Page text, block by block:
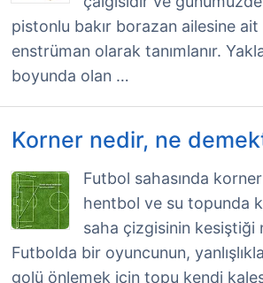
pistonlu bakır borazan ailesine
enstrüman olarak tanımlanır.
boyunda olan …
Korner nedir, ne
Futbol sahasında
hentbol ve su topunda
saha çizgisinin kesiştiği
Futbolda bir oyuncunun,
golü önlemek için topu kendi